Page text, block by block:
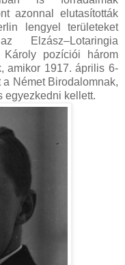
azonnal elutasították
lengyel területeket
Elzász–Lotaringia
Károly pozíciói három
amikor 1917. április 6-
Német Birodalomnak,
egyezkedni kellett.